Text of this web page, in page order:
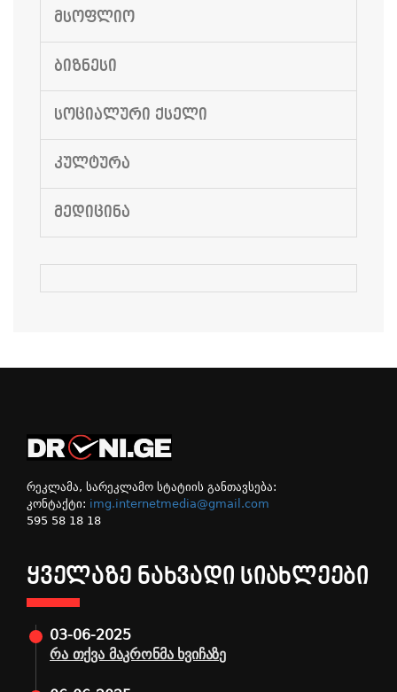
ᲛᲡᲝᲤᲚᲘᲝ
ᲑᲘᲖᲜᲔᲡᲘ
ᲡᲝᲪᲘᲐᲚᲣᲠᲘ ᲥᲡᲔᲚᲘ
ᲙᲣᲚᲢᲣᲠᲐ
ᲛᲔᲓᲘᲪᲘᲜᲐ
რეკლამა, სარეკლამო სტატიის განთავსება:
კონტაქტი: img.internetmedia@gmail.com
595 58 18 18
ᲧᲕᲔᲚᲐᲖᲔ ᲜᲐᲮᲕᲐᲓᲘ ᲡᲘᲐᲮᲚᲔᲔᲑᲘ
03-06-2025
რა თქვა მაკრონმა ხვიჩაზე